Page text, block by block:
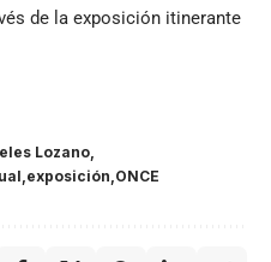
de la exposición itinerante
Lozano
exposición ONCE